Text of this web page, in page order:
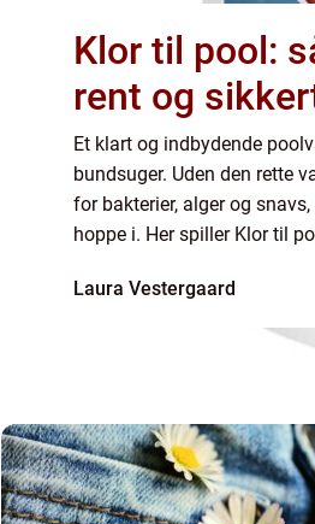
Klor til pool:
rent og
Et klart og indbydende
bundsuger. Uden den rette
for bakterier, alger og
hoppe i. Her spiller Klor til
Laura Vestergaard